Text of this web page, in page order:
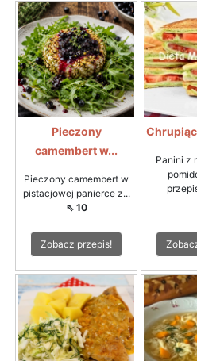
Pieczony
camembert w...
Pieczony camembert w
pistacjowej panierce z...
⇖ 10
Zobacz przepis!
Panini z